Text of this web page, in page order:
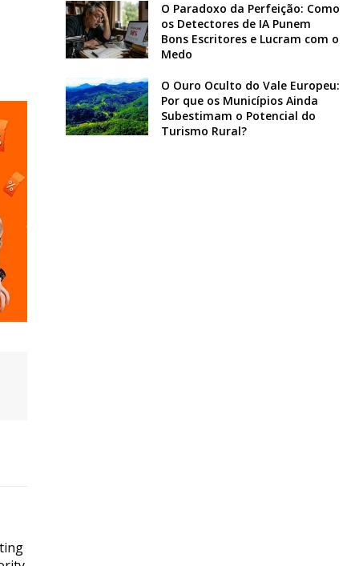
O Paradoxo da Perfeição: Como
os Detectores de IA Punem
Bons Escritores e Lucram com o
Medo
O Ouro Oculto do Vale Europeu:
Por que os Municípios Ainda
Subestimam o Potencial do
Turismo Rural?